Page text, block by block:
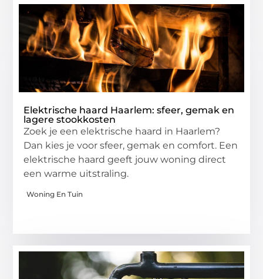
Elektrische haard Haarlem: sfeer, gemak en
lagere stookkosten
Zoek je een elektrische haard in Haarlem?
Dan kies je voor sfeer, gemak en comfort. Een
elektrische haard geeft jouw woning direct
een warme uitstraling.
Woning En Tuin